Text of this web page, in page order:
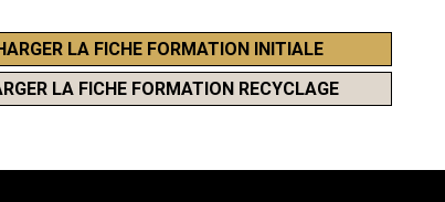
LA FICHE FORMATION INITIALE
LA FICHE FORMATION RECYCLAGE